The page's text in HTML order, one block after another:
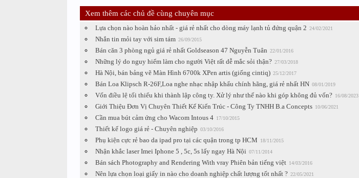
Xem thêm các chủ đề cùng chuyên mục
Lựa chọn nào hoàn hảo nhất - giá rẻ nhất cho dòng máy lạnh tủ đứng quận 2 24/02/2021
Nhắn tin mỏi tay với sim tám 26/09/2015
Bán căn 3 phòng ngủ giá rẻ nhất Goldseason 47 Nguyễn Tuân 22/01/2016
Những lý do nguy hiểm làm cho người Việt rất dễ mắc sỏi thận? 27/03/2018
Hà Nội, bán bảng vẽ Màn Hình 6700k XPen artis (giống cintiq) 25/12/2017
Bán Loa Klipsch R-26F,Loa nghe nhạc nhập khẩu chính hãng, giá rẻ nhất HN 08/01/2019
Vốn điều lệ tối thiểu khi thành lập công ty. Xử lý như thế nào khi góp không đủ vốn? 16/08/2023
Giới Thiệu Đơn Vị Chuyên Thiết Kế Kiến Trúc - Công Ty TNHH B.a Concepts 10/06/2021
Cần mua bút cảm ứng cho Wacom Intous 4 17/10/2015
Thiết kế logo giá rẻ - Chuyên nghiệp 03/10/2016
Phụ kiện cực rẻ bao da ipad pro tại các quận trong tp HCM 18/11/2015
Nhận khắc laser Imei Iphone 5 , 5c, 5s lấy ngay Hà Nội 07/11/2014
Bán sách Photography and Rendering With vray Phiên bản tiếng việt 14/03/2016
Nên lựa chọn loại giấy in nào cho doanh nghiệp chất lượng tốt nhất ? 22/05/2021